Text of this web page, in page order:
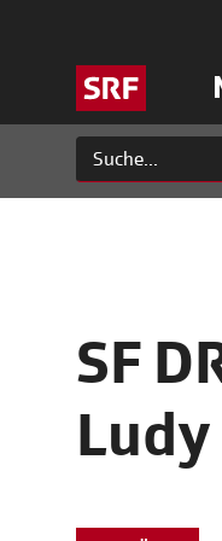
SF